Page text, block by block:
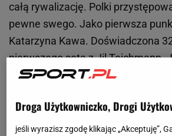
całą rywalizację. Polki
pewne swego. Jako pierwsza
Katarzyna Kawa. Doświadczona
pierwszego seta z Jil Teichmann.
turniejuWTA250 w Bogocie
maratony tenisowe to jej
odwróciła losymeczui zwłaszcza
Droga Użytkowniczko, Drogi
jeśli wyrazisz zgodę klikając „Akceptuję”,